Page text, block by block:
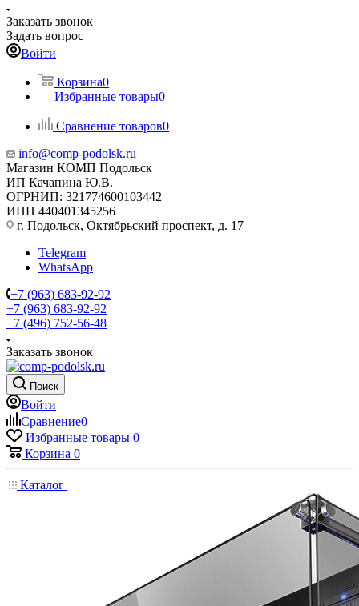
Заказать звонок
Задать вопрос
Войти
Корзина0
Избранные товары0
Сравнение товаров0
info@comp-podolsk.ru
Магазин КОМП Подольск
ИП Качапина Ю.В.
ОГРНИП: 321774600103442
ИНН 440401345256
г. Подольск, Октябрьский проспект, д. 17
Telegram
WhatsApp
+7 (963) 683-92-92
+7 (963) 683-92-92
+7 (496) 752-56-48
Заказать звонок
Поиск
Войти
Сравнение0
Избранные товары 0
Корзина 0
Каталог